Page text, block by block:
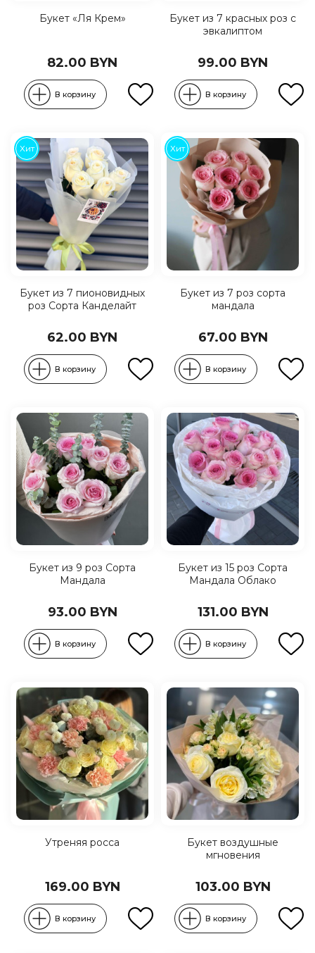
Букет «Ля Крем»
82.00 BYN
В корзину
Букет из 7 красных роз с
эвкалиптом
99.00 BYN
В корзину
Хит
Букет из 7 пионовидных
роз Сорта Канделайт
62.00 BYN
В корзину
Хит
Букет из 7 роз сорта
мандала
67.00 BYN
В корзину
Букет из 9 роз Сорта
Мандала
93.00 BYN
В корзину
Букет из 15 роз Сорта
Мандала Облако
131.00 BYN
В корзину
Утреняя росса
169.00 BYN
В корзину
Букет воздушные
мгновения
103.00 BYN
В корзину